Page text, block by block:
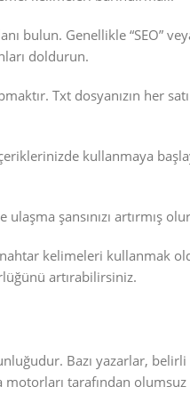
bulun. Genellikle “SEO”
doldurun.
Txt dosyanızın her
kullanmaya
şansınızı artırmış
kelimeleri kullanmak
artırabilirsiniz.
Bazı yazarlar, belirli
tarafından